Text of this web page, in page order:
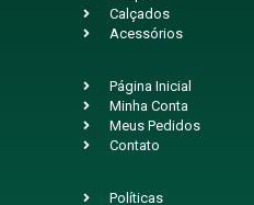
Calçados
Acessórios
Página Inicial
Minha Conta
Meus Pedidos
Contato
Políticas